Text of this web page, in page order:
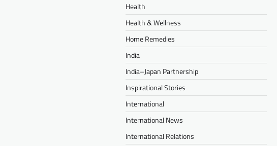
Health
Health & Wellness
Home Remedies
India
India–Japan Partnership
Inspirational Stories
International
International News
International Relations